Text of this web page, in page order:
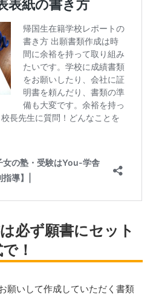
必ず願書にセット
！
願いして作成していただく書類